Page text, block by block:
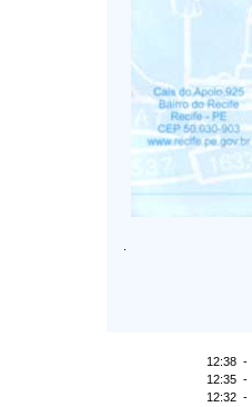
12:38 -
12:35 -
12:32 -